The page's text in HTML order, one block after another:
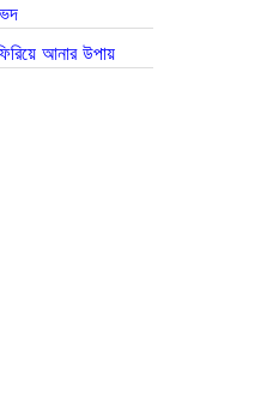
আনার উপায়